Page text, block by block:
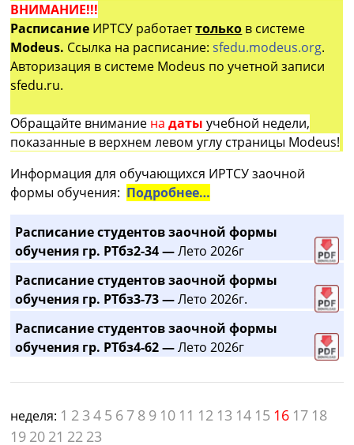
ВНИМАНИЕ!!!
Расписание ИРТСУ работаеттолько в системе
Modeus. Ссылка на расписание:sfedu.modeus.org.
Авторизация в системе Modeus по учетной записи
sfedu.ru.
Обращайте внимание на датыучебной недели,
показанные в верхнем левом углу страницы Modeus!
Информация для обучающихся ИРТСУ заочной
формы обучения: Подробнее…
Расписание студентов заочной формы
обучения гр. РТбз2-34 —Лето 2026г
Расписание студентов заочной формы
обучения гр. РТбз3-73 —Лето 2026г.
Расписание студентов заочной формы
обучения гр. РТбз4-62 —Лето 2026г
неделя: 1 2 3 4 5 6 7 8 9 10 11 12 13 14 15 16 17 18
19 20 21 22 23